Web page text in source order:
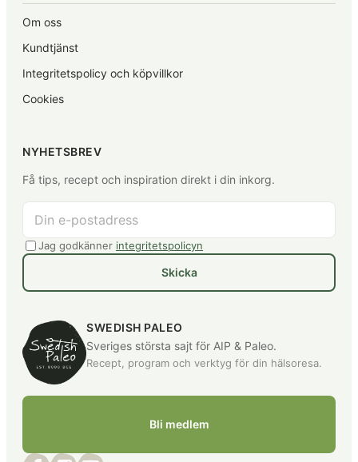
SWEDISH PALEO
Sveriges största sajt för AIP & Paleo.
Recept, program och verktyg för din hälsoresa.
Bli medlem
Om oss
Kundtjänst
Integritetspolicy och köpvillkor
Cookies
NYHETSBREV
Få tips, recept och inspiration direkt i din inkorg.
Jag godkänner integritetspolicyn
Skicka